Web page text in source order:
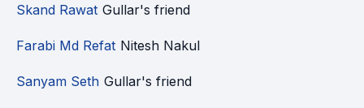
Skand Rawat Gullar's friend
Farabi Md Refat Nitesh Nakul
Sanyam Seth Gullar's friend